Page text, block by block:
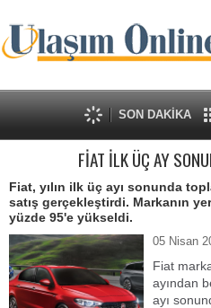
SON DAKİKA
FİAT İLK ÜÇ AY
Fiat, yılın ilk üç ayı sonunda
satış gerçekleştirdi. Markanın
yüzde 95'e yükseldi.
05 Nisan
Fiat
ayından
ayı